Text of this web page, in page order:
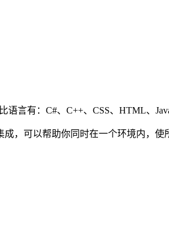
言有：C#、C++、CSS、HTML、Java
，可以帮助你同时在一个环境内，使